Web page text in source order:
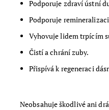
Podporuje zdraví ústní
Podporuje
Vyhovuje lidem trpícím
Čistí a chrání zuby.
Přispívá k regeneraci
Neobsahuje škodlivé ani